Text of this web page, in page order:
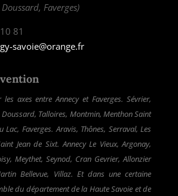
Faverges)
81
savoie@orange.fr
axes entre Annecy et Faverges. Sévrier,
Doussard, Talloires, Montmin, Menthon Saint
Faverges. Aravis, Thônes, Serraval, Les
Jean de Sixt. Annecy Le Vieux, Argonay,
Meythet, Seynod, Cran Gevrier, Allonzier
Bellevue, Villaz. Et dans une certaine
du département de la Haute Savoie et de